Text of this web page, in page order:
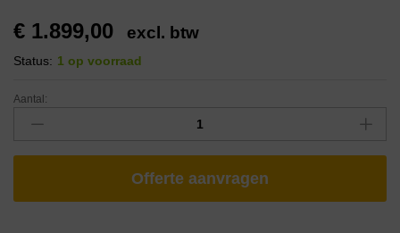
€ 1.899,00 excl. btw
Status: 1 op voorraad
Aantal:
Offerte aanvragen